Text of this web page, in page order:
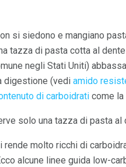
si siedono e mangiano
tazza di pasta cotta al dente
negli Stati Uniti)
digestione (vedi amido
di carboidrati come la
solo una tazza di pasta al
molto ricchi di
alcune linee guida low-